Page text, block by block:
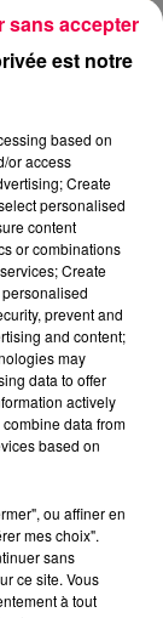
est notre
based on
or access
Create
personalised
content
or combinations
Create
prevent and
and content;
may
data to offer
actively
data from
based on
ou affiner en
mes choix".
sans
ce site. Vous
à tout
sans accepter